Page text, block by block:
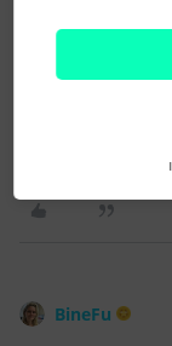
https://
1 Personen
BineFu